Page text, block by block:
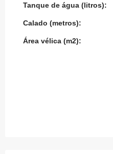
Tanque de água (litros):
Calado (metros):
Área vélica (m2):